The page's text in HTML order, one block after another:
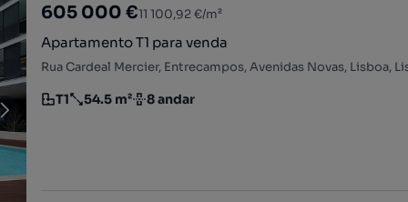
605 000 €11 100,92 €/m²
Apartamento T1 para venda
Rua Cardeal Mercier, Entrecampos, Avenidas Novas, Lisboa,
Tipologia
T1
Preço por metro quadrado
54.5 m²
Andar 8 andar